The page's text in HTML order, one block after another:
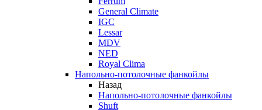
General Climate
IGC
Lessar
MDV
NED
Royal Clima
Напольно-потолочные фанкойлы
Назад
Напольно-потолочные фанкойлы
Shuft